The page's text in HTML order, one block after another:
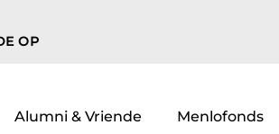
OP
Alumni & Vriende Menlofonds